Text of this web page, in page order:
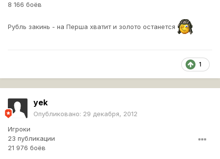
8 166 боёв
Рубль закинь - на Перша хватит и золото останется
1
yek
Опубликовано: 29 декабря, 2012
Игроки
23 публикации
21 976 боёв